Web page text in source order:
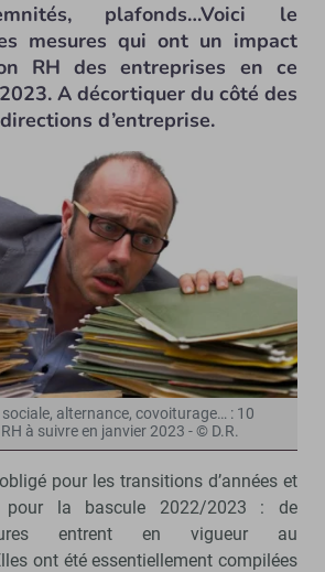
plafonds…Voici le
mesures qui ont un impact
RH des entreprises en ce
A décortiquer du côté des
d’entreprise.
alternance, covoiturage… : 10
à suivre en janvier 2023 - © D.R.
pour les transitions d’années et
pour la bascule 2022/2023 : de
entrent en vigueur au
ont été essentiellement compilées